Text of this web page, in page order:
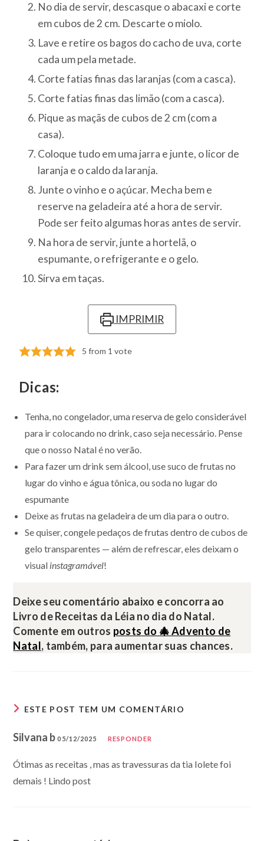
No dia de servir, descasque o abacaxi e corte
em cubos de 2 cm. Descarte o miolo.
Lave e retire os bagos do cacho de uva, corte
cada um pela metade.
Corte fatias finas das laranjas (com a casca).
Corte fatias finas das limão (com a casca).
Pique as maçãs de cubos de 2 cm (com a
casa).
Coloque tudo em uma jarra e junte, o licor de
laranja e o caldo da laranja.
Junte o vinho e o açúcar. Mecha bem e
reserve na geladeira até a hora de servir.
Pode ser feito algumas horas antes de servir.
Na hora de servir, junte a hortelã, o
espumante, o refrigerante e o gelo.
Sirva em taças.
IMPRIMIR
5 from 1 vote
Dicas:
Tenha, no congelador, uma reserva de gelo considerável
para ir colocando no drink, caso seja necessário. Pense
que o nosso Natal é no verão.
Para fazer um drink sem álcool, use suco de frutas no
lugar do vinho e água tônica, ou soda no lugar do
espumante
Deixe as frutas na geladeira de um dia para o outro.
Se quiser, congele pedaços de frutas dentro de cubos de
gelo transparentes — além de refrescar, eles deixam o
visual instagramável!
Deixe seu comentário abaixo e concorra ao
Livro de Receitas da Léia no dia do Natal.
Comente em outros posts do 🎄 Advento de
Natal, também, para aumentar suas chances.
ESTE POST TEM UM COMENTÁRIO
Silvana b05/12/2025 RESPONDER
Ótimas as receitas , mas as travessuras da tia Iolete foi
demais ! Lindo post